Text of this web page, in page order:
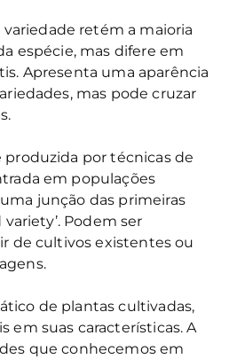
retém a maioria
espécie, mas difere em
Apresenta uma aparência
mas pode cruzar
produzida por técnicas de
em populações
junção das primeiras
Podem ser
de cultivos existentes ou
de plantas cultivadas,
em suas características. A
que conhecemos em